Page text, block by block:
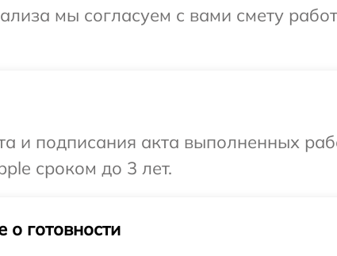
мы согласуем с вами смету
и подписания акта выполненных
сроком до 3 лет.
готовности